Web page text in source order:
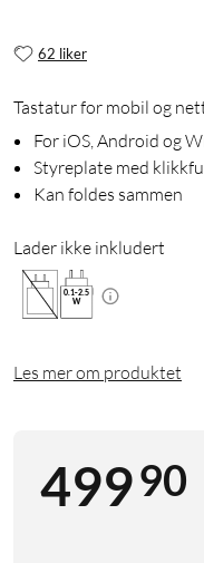
62 liker
Tastatur for mobil og
For iOS, Android og
Styreplate med
Kan foldes sammen
Lader ikke inkludert
0.1-2.5
W
Les mer om produktet
49990